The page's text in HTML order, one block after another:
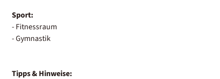
Sport:
- Fitnessraum
- Gymnastik
Tipps & Hinweise: